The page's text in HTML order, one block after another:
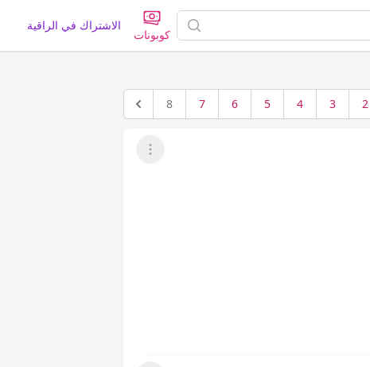
كوبونات
الاشتراك في الراقية
2
3
4
5
6
7
8
عرض القائمة